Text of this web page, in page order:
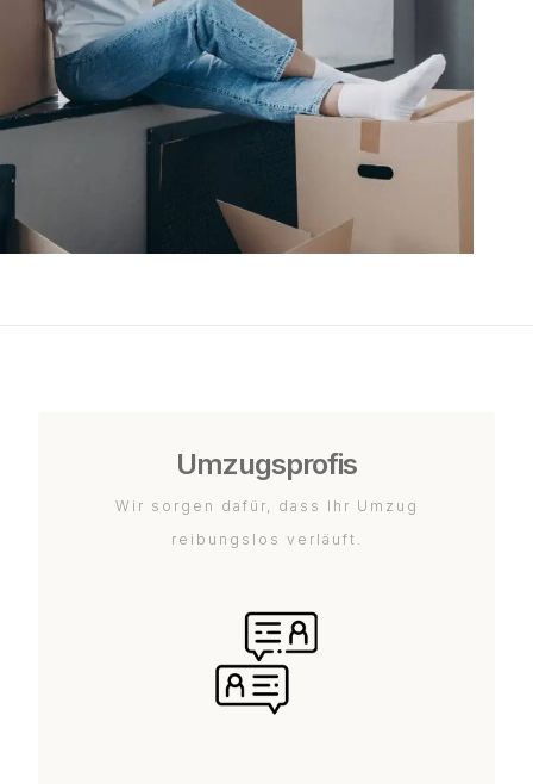
Umzugsprofis
Wir sorgen dafür, dass Ihr Umzug
reibungslos verläuft.